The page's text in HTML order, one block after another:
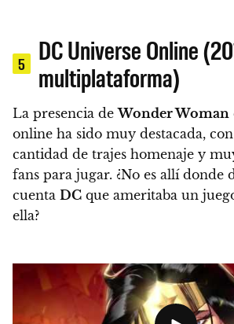
5
DC Universe Online
multiplataforma)
La presencia deWonder Woman
online ha sido muy destacada,
cantidad de trajes homenaje y
fans para jugar. ¿No es allí donde
cuenta DC que ameritaba un
ella?